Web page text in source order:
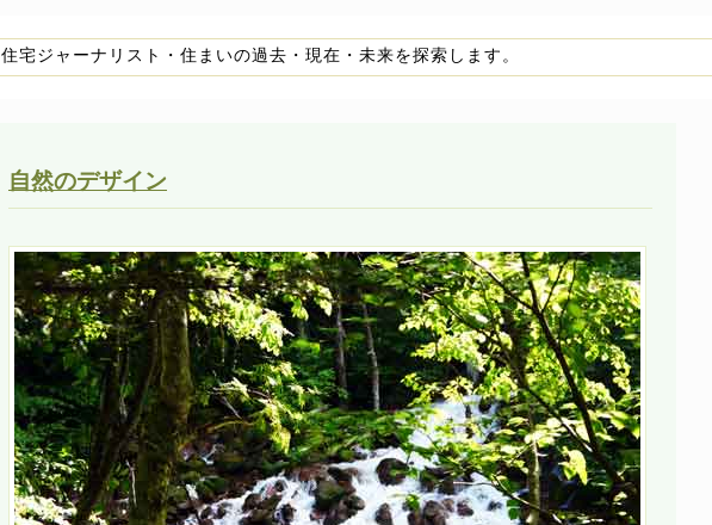
住宅ジャーナリスト・住まいの過去・現在・未来を探索します。
自然のデザイン